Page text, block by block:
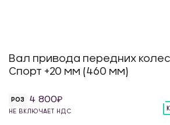
Вал привода передних колес
Спорт +20 мм (460 мм)
РОЗ 4 800
НЕ ВКЛЮЧАЕТ НДС